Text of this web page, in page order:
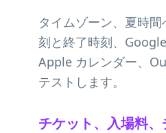
タイムゾーン、夏時
刻と終了時刻、Google
Apple カレンダー、
テストします。
チケット、入場料